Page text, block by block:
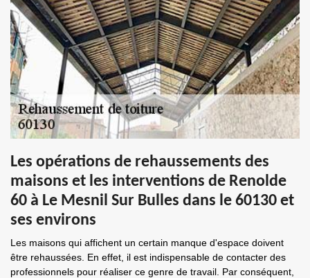
Les opérations de rehaussements des
maisons et les interventions de Renolde
60 à Le Mesnil Sur Bulles dans le 60130 et
ses environs
Les maisons qui affichent un certain manque d'espace doivent
être rehaussées. En effet, il est indispensable de contacter des
professionnels pour réaliser ce genre de travail. Par conséquent,